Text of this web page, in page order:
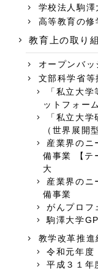
学校法人駒澤
高等教育の
教育上の取り
オープンバッ
文部科学省等
「私立大
ットフォー
「私立大
（世界展開
産業界のニ
備事業 【テ
大
産業界のニ
備事業
がんプロフ
駒澤大学
教学改革推進
令和元年
平成３１